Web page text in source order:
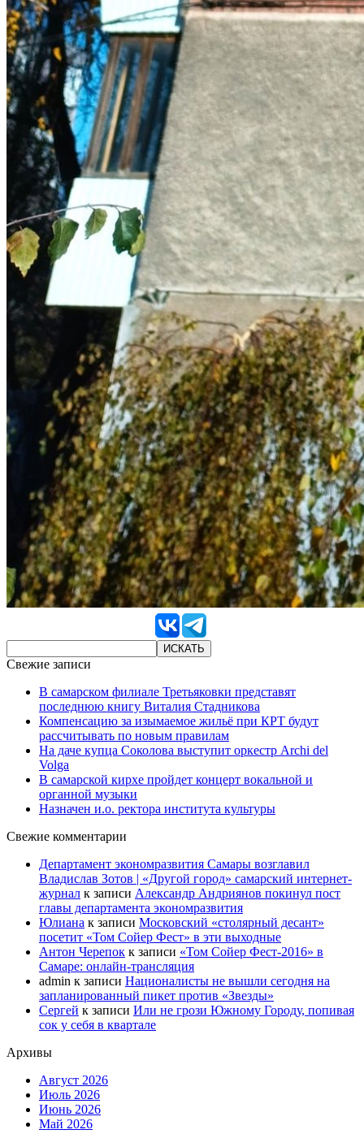
Свежие записи
В самарском филиале Третьяковки представят
последнюю книгу Виталия Стадникова
Компенсацию за изымаемое жильё при КРТ будут
рассчитывать по новым правилам
На даче купца Соколова выступит оркестр Archi del
Volga
В самарской кирхе пройдет концерт вокальной и
органной музыки
Назначен и.о. ректора института культуры
Свежие комментарии
Департамент экономразвития Самары возглавил
Владислав Зотов | «Другой город» самарский интернет-
журнал к записи Александр Андриянов покинул пост
главы департамента экономразвития
Юлиана к записи Московский «столярный десант»
посетит «Том Сойер Фест» в эти выходные
Антон Черепок к записи «Том Сойер Фест-2016» в
Самаре: онлайн-трансляция
admin к записи Националисты не вышли сегодня на
запланированный пикет против «Звезды»
Сергей к записи Или не грози Южному Городу, попивая
сок у себя в квартале
Архивы
Август 2026
Июль 2026
Июнь 2026
Май 2026